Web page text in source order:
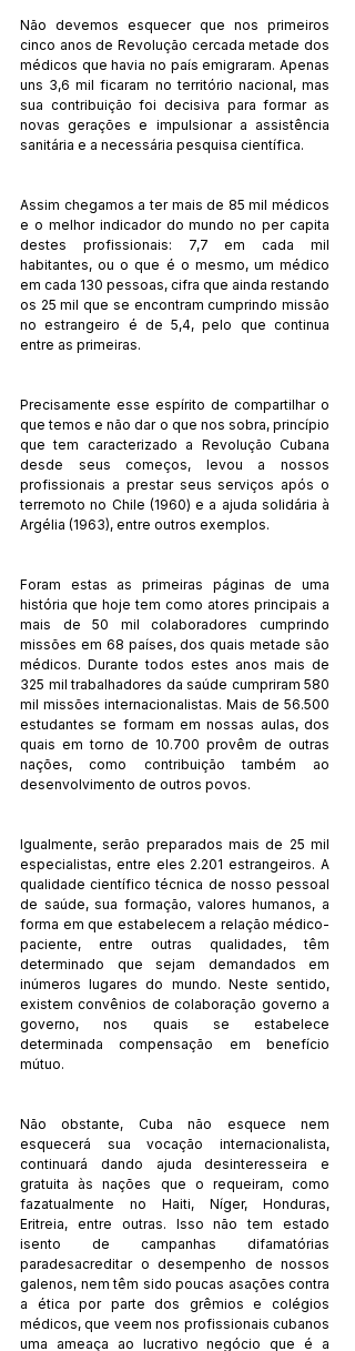
Não devemos esquecer que nos primeiros
cinco anos de Revolução cercada metade dos
médicos que havia no país emigraram. Apenas
uns 3,6 mil ficaram no território nacional, mas
sua contribuição foi decisiva para formar as
novas gerações e impulsionar a assistência
sanitária e a necessária pesquisa científica.
Assim chegamos a ter mais de 85 mil médicos
e o melhor indicador do mundo no per capita
destes profissionais: 7,7 em cada mil
habitantes, ou o que é o mesmo, um médico
em cada 130 pessoas, cifra que ainda restando
os 25 mil que se encontram cumprindo missão
no estrangeiro é de 5,4, pelo que continua
entre as primeiras.
Precisamente esse espírito de compartilhar o
que temos e não dar o que nos sobra, princípio
que tem caracterizado a Revolução Cubana
desde seus começos, levou a nossos
profissionais a prestar seus serviços após o
terremoto no Chile (1960) e a ajuda solidária à
Argélia (1963), entre outros exemplos.
Foram estas as primeiras páginas de uma
história que hoje tem como atores principais a
mais de 50 mil colaboradores cumprindo
missões em 68 países, dos quais metade são
médicos. Durante todos estes anos mais de
325 mil trabalhadores da saúde cumpriram 580
mil missões internacionalistas. Mais de 56.500
estudantes se formam em nossas aulas, dos
quais em torno de 10.700 provêm de outras
nações, como contribuição também ao
desenvolvimento de outros povos.
Igualmente, serão preparados mais de 25 mil
especialistas, entre eles 2.201 estrangeiros. A
qualidade científico técnica de nosso pessoal
de saúde, sua formação, valores humanos, a
forma em que estabelecem a relação médico-
paciente, entre outras qualidades, têm
determinado que sejam demandados em
inúmeros lugares do mundo. Neste sentido,
existem convênios de colaboração governo a
governo, nos quais se estabelece
determinada compensação em benefício
mútuo.
Não obstante, Cuba não esquece nem
esquecerá sua vocação internacionalista,
continuará dando ajuda desinteresseira e
gratuita às nações que o requeiram, como
fazatualmente no Haiti, Níger, Honduras,
Eritreia, entre outras. Isso não tem estado
isento de campanhas difamatórias
paradesacreditar o desempenho de nossos
galenos, nem têm sido poucas asações contra
a ética por parte dos grêmios e colégios
médicos, que veem nos profissionais cubanos
uma ameaça ao lucrativo negócio que é a